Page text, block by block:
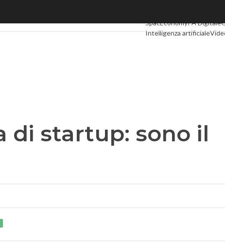
SpacEconomyPA Digitale
Intelligenza artificiale
di startup: sono il